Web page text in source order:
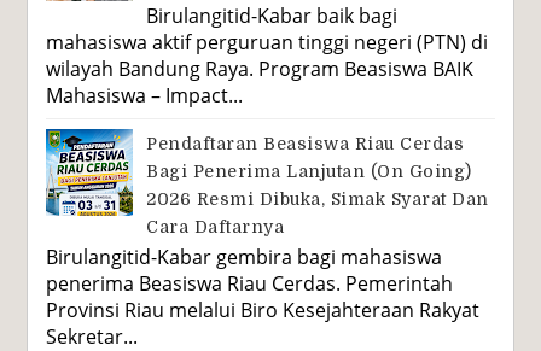
Birulangitid-Kabar baik bagi
mahasiswa aktif perguruan tinggi negeri (PTN) di
wilayah Bandung Raya. Program Beasiswa BAIK
Mahasiswa – Impact...
Pendaftaran Beasiswa Riau Cerdas
Bagi Penerima Lanjutan (On Going)
2026 Resmi Dibuka, Simak Syarat Dan
Cara Daftarnya
Birulangitid-Kabar gembira bagi mahasiswa
penerima Beasiswa Riau Cerdas. Pemerintah
Provinsi Riau melalui Biro Kesejahteraan Rakyat
Sekretar...